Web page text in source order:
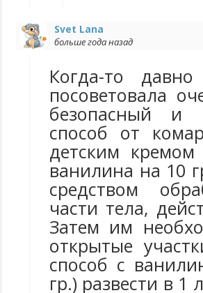
Svet Lana
больше года назад
Когда-то
посоветовала
безопасный и
способ от
детским
ванилина на 10
средством
части тела,
Затем им
открытые
способ с
гр.) развести в